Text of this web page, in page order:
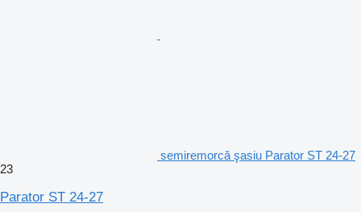
semiremorcă şasiu Parator ST 24-27
23
Parator ST 24-27